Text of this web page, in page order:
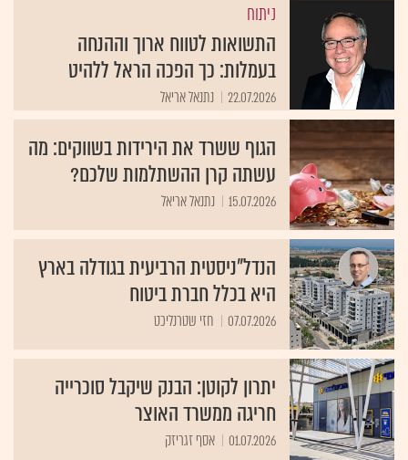
ניתוח
התשואות לטווח ארוך וההנחה
בעמלות: כך הפכה הראל ללהיט
22.07.2026 נתנאל אריאל
הגוף ששרד את הירידות בשווקים: מה
עשתה קרן ההשתלמות שלכם?
15.07.2026 נתנאל אריאל
הנדל"ניסטית הרביעית בגודלה בארץ
היא בכלל חברת ביטוח
07.07.2026 חזי שטרנליכט
יתרון לקוטן: הבנק שיקבל סוכרייה
חריגה ממשרד האוצר
01.07.2026 אסף זגריזק